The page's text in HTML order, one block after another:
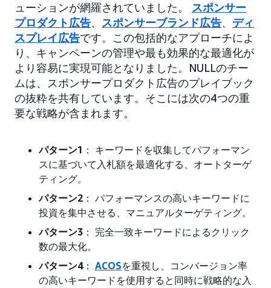
ューションが網羅されていました。 スポンサー
プロダクト広告、 スポンサーブランド広告、 ディ
スプレイ広告です。この包括的なアプローチによ
り、キャンペーンの管理や最も効果的な最適化が
より容易に実現可能となりました。NULLのチー
ムは、スポンサープロダクト広告のプレイブック
の抜粋を共有しています。そこには次の4つの重
要な戦略が含まれます。
パターン1 ： キーワードを収集してパフォーマン
スに基づいて入札額を最適化する、オートターゲ
ティング。
パターン2 ： パフォーマンスの高いキーワードに
投資を集中させる、マニュアルターゲティング。
パターン3 ： 完全一致キーワードによるクリック
数の最大化。
パターン4： ACOSを重視し、コンバージョン率
の高いキーワードを使用すると同時に戦略的な入